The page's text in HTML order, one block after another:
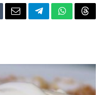
EmailTelegramWhatsApp